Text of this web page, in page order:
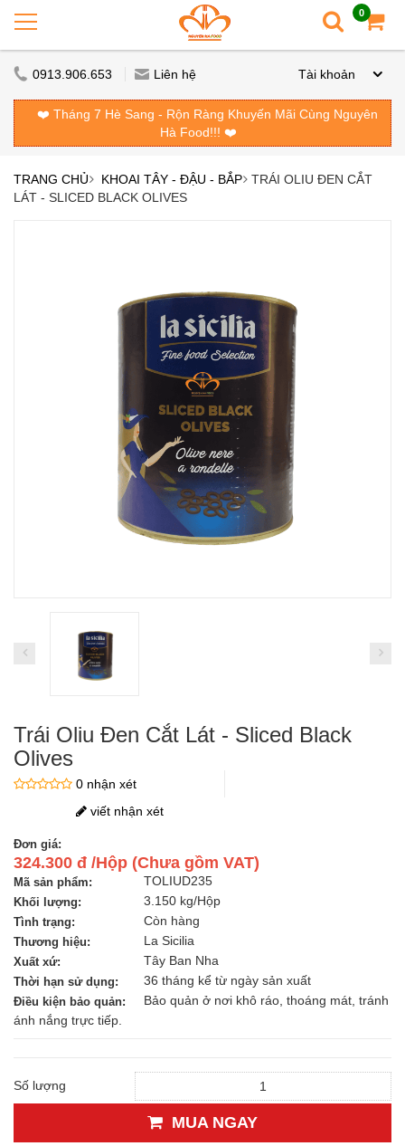
0
0913.906.653 Liên hệ Tài khoản
❤️ Tháng 7 Hè Sang - Rộn Ràng Khuyến Mãi Cùng Nguyên
Hà Food!!! ❤️
TRANG CHỦ KHOAI TÂY - ĐẬU - BẮP
TRÁI OLIU ĐEN CẮT
LÁT - SLICED BLACK OLIVES
Trái Oliu Đen Cắt Lát - Sliced Black
Olives
0 nhận xét
viết nhận xét
Đơn giá:
324.300 đ /Hộp (Chưa gồm VAT)
Mã sản phẩm: TOLIUD235
Khối lượng: 3.150 kg/Hộp
Tình trạng: Còn hàng
Thương hiệu: La Sicilia
Xuất xứ: Tây Ban Nha
Thời hạn sử dụng: 36 tháng kể từ ngày sản xuất
Điều kiện bảo quản:
Bảo quản ở nơi khô ráo, thoáng mát, tránh
ánh nắng trực tiếp.
Số lượng
MUA NGAY